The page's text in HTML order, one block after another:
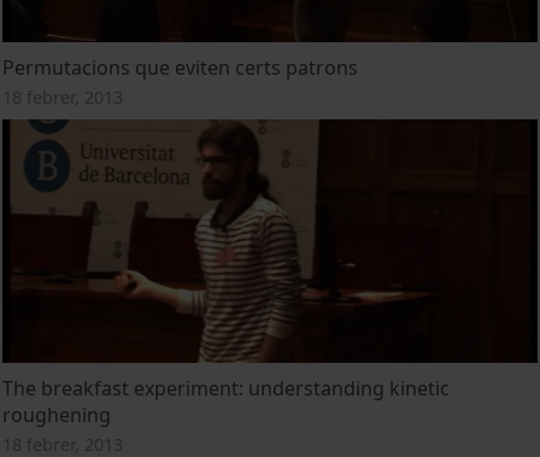
Permutacions que eviten certs patrons
18 febrer, 2013
The breakfast experiment: understanding kinetic
roughening
18 febrer, 2013